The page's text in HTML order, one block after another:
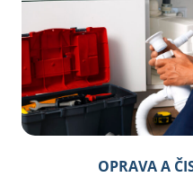
OPRAVA A